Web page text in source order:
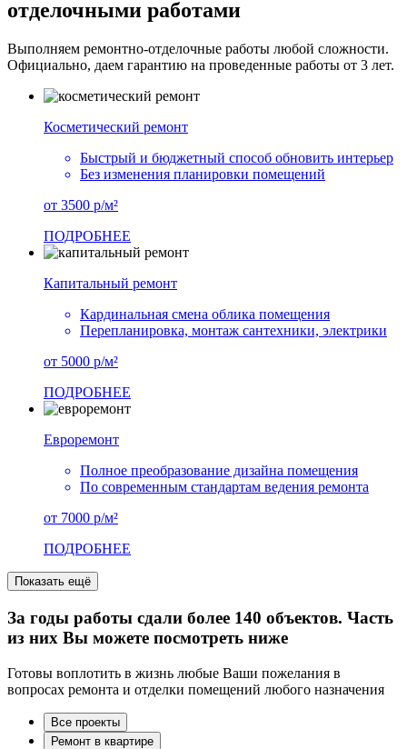
отделочными работами
Выполняем ремонтно-отделочные работы любой сложности.
Официально, даем гарантию на проведенные работы от 3 лет.
Косметический ремонт
Быстрый и бюджетный способ обновить интерьер
Без изменения планировки помещений
от 3500 р/м²
ПОДРОБНЕЕ
Капитальный ремонт
Кардинальная смена облика помещения
Перепланировка, монтаж сантехники, электрики
от 5000 р/м²
ПОДРОБНЕЕ
Евроремонт
Полное преобразование дизайна помещения
По современным стандартам ведения ремонта
от 7000 р/м²
ПОДРОБНЕЕ
Показать ещё
За годы работы сдали более 140 объектов. Часть
из них Вы можете посмотреть ниже
Готовы воплотить в жизнь любые Ваши пожелания в
вопросах ремонта и отделки помещений любого назначения
Все проекты
Ремонт в квартире